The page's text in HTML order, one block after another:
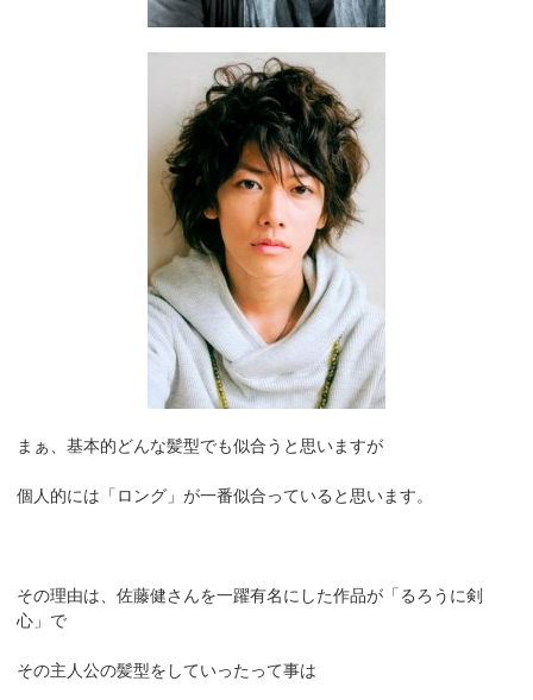
まぁ、基本的どんな髪型でも似合うと思いますが
個人的には「ロング」が一番似合っていると思います。
その理由は、佐藤健さんを一躍有名にした作品が「るろうに剣
心」で
その主人公の髪型をしていったって事は